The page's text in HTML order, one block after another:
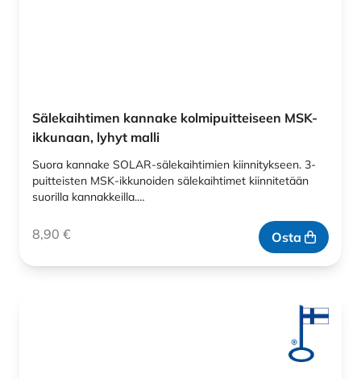
Sälekaihtimen kannake kolmipuitteiseen MSK-
ikkunaan, lyhyt malli
Suora kannake SOLAR-sälekaihtimien kiinnitykseen. 3-
puitteisten MSK-ikkunoiden sälekaihtimet kiinnitetään
suorilla kannakkeilla.…
8,90 € Osta